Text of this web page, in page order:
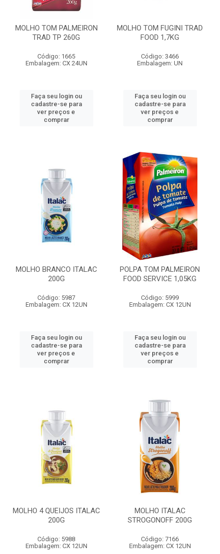
MOLHO TOM PALMEIRON
TRAD TP 260G
Código: 1665
Embalagem: CX 24UN
Faça seu login ou
cadastre-se para
ver preços e
comprar
MOLHO TOM FUGINI TRAD
FOOD 1,7KG
Código: 3466
Embalagem: UN
Faça seu login ou
cadastre-se para
ver preços e
comprar
MOLHO BRANCO ITALAC
200G
Código: 5987
Embalagem: CX 12UN
Faça seu login ou
cadastre-se para
ver preços e
comprar
POLPA TOM PALMEIRON
FOOD SERVICE 1,05KG
Código: 5999
Embalagem: CX 12UN
Faça seu login ou
cadastre-se para
ver preços e
comprar
MOLHO 4 QUEIJOS ITALAC
200G
Código: 5988
Embalagem: CX 12UN
MOLHO ITALAC
STROGONOFF 200G
Código: 7166
Embalagem: CX 12UN